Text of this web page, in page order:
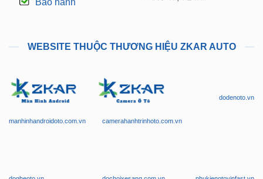
Bảo hành
WEBSITE THUỘC THƯƠNG HIỆU ZKAR AUTO
manhinhandroidoto.com.vn camerahanhtrinhoto.com.vn
dodenoto.vn